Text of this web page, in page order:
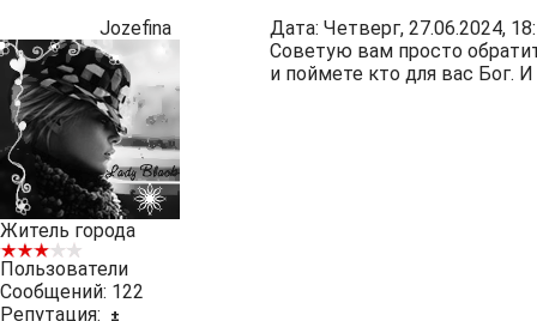
Jozefina Дата: Четверг, 27.06.2024,
Житель города
Пользователи
Сообщений: 122
Репутация:
±
Советую вам просто
и поймете кто для вас Бог.